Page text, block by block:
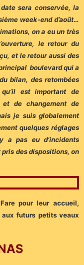
sera conservée, la
week-end d’août…
on a eu un très
le retour du
et le retour aussi des
boulevard qui a
bilan, des retombées
est important de
et de changement de
je suis globalement
quelques réglages
a pas eu d’incidents
des dispositions, on
pour leur accueil,
aux futurs petits veaux